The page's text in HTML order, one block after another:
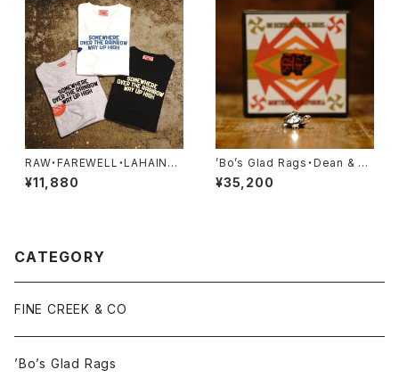
RAW・FAREWELL・LAHAINA,
MAUI・Long Sleeve Tee
¥11,880
’Bo’s Glad Rags・Dean & C
ody’s Traveler’s Charm Pu
eblo Crafts Figured Sterlin
¥35,200
CATEGORY
FINE CREEK & CO
’Bo’s Glad Rags